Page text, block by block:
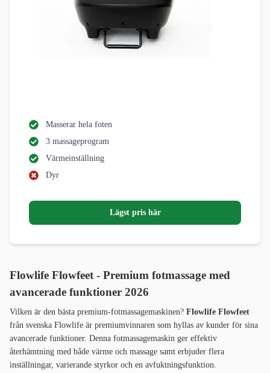
Masserar hela foten
3 massageprogram
Värmeinställning
Dyr
Lägst pris här
Flowlife Flowfeet - Premium fotmassage med
avancerade funktioner 2026
Vilken är den bästa premium-fotmassagemaskinen? Flowlife Flowfeet
från svenska Flowlife är premiumvinnaren som hyllas av kunder för sina
avancerade funktioner. Denna fotmassagemaskin ger effektiv
återhämtning med både värme och massage samt erbjuder flera
inställningar, varierande styrkor och en avfuktningsfunktion.